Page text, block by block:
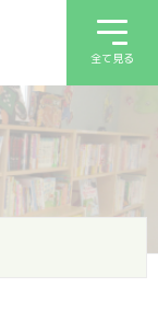
全て見る